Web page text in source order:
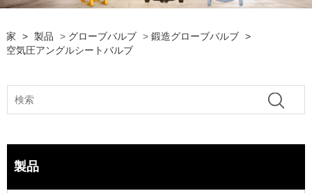
家 > 製品 > グローブバルブ > 鍛造グローブバルブ >
空気圧アングルシートバルブ
製品